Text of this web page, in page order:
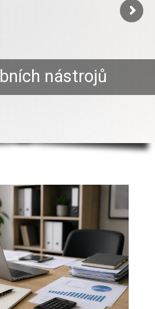
nástrojů